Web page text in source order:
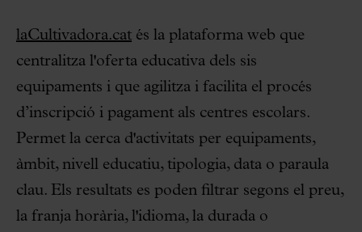
laCultivadora.cat és la plataforma web que
centralitza l'oferta educativa dels sis
equipaments i que agilitza i facilita el procés
d’inscripció i pagament als centres escolars.
Permet la cerca d'activitats per equipaments,
àmbit, nivell educatiu, tipologia, data o paraula
clau. Els resultats es poden filtrar segons el preu,
la franja horària, l'idioma, la durada o